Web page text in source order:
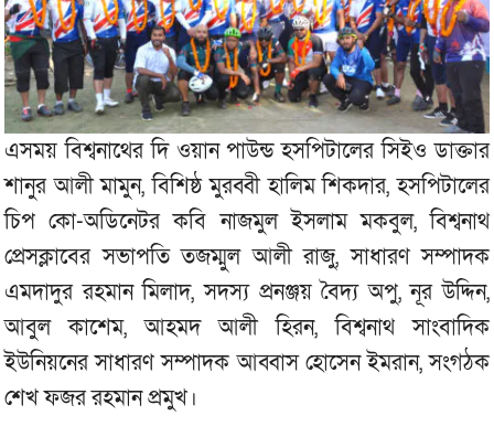
এসময় বিশ্বনাথের দি ওয়ান পাউন্ড হসপিটালের সিইও ডাক্তার
শানুর আলী মামুন, বিশিষ্ঠ মুরব্বী হালিম শিকদার, হসপিটালের
চিপ কো-অডিনেটর কবি নাজমুল ইসলাম মকবুল, বিশ্বনাথ
প্রেসক্লাবের সভাপতি তজম্মুল আলী রাজু, সাধারণ সম্পাদক
এমদাদুর রহমান মিলাদ, সদস্য প্রনঞ্জয় বৈদ্য অপু, নূর উদ্দিন,
আবুল কাশেম, আহমদ আলী হিরন, বিশ্বনাথ সাংবাদিক
ইউনিয়নের সাধারণ সম্পাদক আব্বাস হোসেন ইমরান, সংগঠক
শেখ ফজর রহমান প্রমুখ।